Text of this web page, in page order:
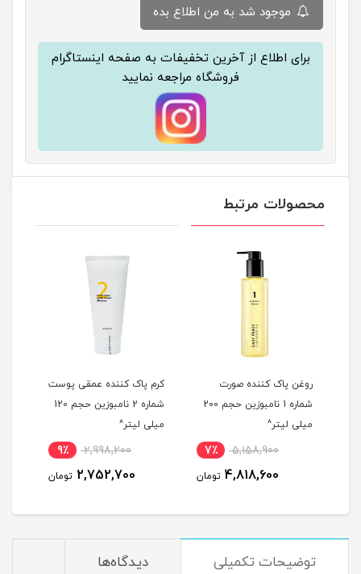
برای اطلاع از آخرین تخفیفات به صفحه اینستاگرام
فروشگاه مراجعه نمایید
محصولات مرتبط
روغن پاک کننده صورت
شماره 1 نامبوزین حجم 200
میلی لیتر^
5,158,900 7٪
4,818,600 تومان
کرم پاک کننده عمقی پوست
شماره 2 نامبوزین حجم 120
میلی لیتر^
2,998,200 9٪
2,752,700 تومان
توضیحات تکمیلی دیدگاه‌ها